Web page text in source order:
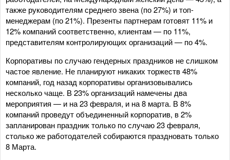
также руководителям среднего звена (по 27%) и топ-
менеджерам (по 21%). Презенты партнерам готовят 11% и
12% компаний соответственно, клиентам — по 11%,
представителям контролирующих организаций — по 4%.
Корпоративы по случаю гендерных праздников не слишком
частое явление. Не планируют никаких торжеств 48%
компаний, год назад корпоративы организовывались
несколько чаще. В 23% организаций намечены два
мероприятия — и на 23 февраля, и на 8 марта. В 8%
компаний проведут объединенный корпоратив, в 2%
запланирован праздник только по случаю 23 февраля,
столько же работодателей собираются праздновать только
8 Марта.